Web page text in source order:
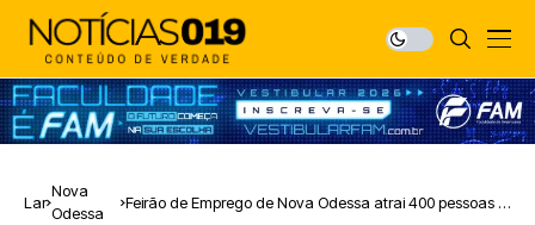
Lar
Nova
Odessa
Feirão de Emprego de Nova Odessa atrai 400 pessoas e